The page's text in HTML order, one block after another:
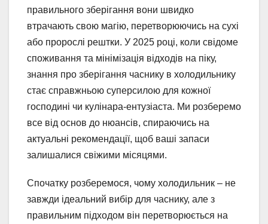
правильного зберігання вони швидко
втрачають свою магію, перетворюючись на сухі
або пророслі рештки. У 2025 році, коли свідоме
споживання та мінімізація відходів на піку,
знання про зберігання часнику в холодильнику
стає справжньою суперсилою для кожної
господині чи кулінара-ентузіаста. Ми розберемо
все від основ до нюансів, спираючись на
актуальні рекомендації, щоб ваші запаси
залишалися свіжими місяцями.
Спочатку розберемося, чому холодильник – не
завжди ідеальний вибір для часнику, але з
правильним підходом він перетворюється на